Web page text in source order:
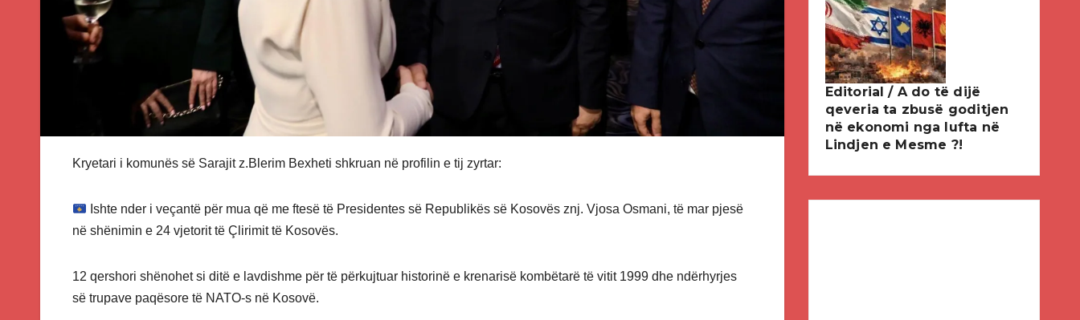
Kryetari i komunës së Sarajit z.Blerim Bexheti shkruan në profilin e tij zyrtar:
Ishte nder i veçantë për mua që me ftesë të Presidentes së Republikës së Kosovës znj. Vjosa Osmani, të mar pjesë
në shënimin e 24 vjetorit të Çlirimit të Kosovës.
12 qershori shënohet si ditë e lavdishme për të përkujtuar historinë e krenarisë kombëtarë të vitit 1999 dhe ndërhyrjes
së trupave paqësore të NATO-s në Kosovë.
Editorial / A do të dijë
qeveria ta zbusë goditjen
në ekonomi nga lufta në
Lindjen e Mesme ?!